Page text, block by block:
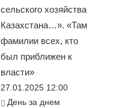
сельского хозяйства
Казахстана…». «Там
фамилии всех, кто
был приближен к
власти»
27.01.2025 12:00
День за днем